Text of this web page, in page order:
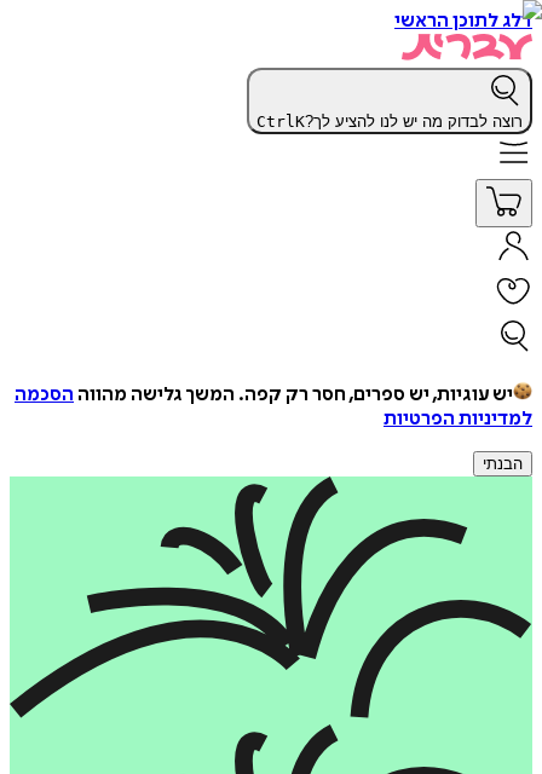
דלג לתוכן הראשי
רוצה לבדוק מה יש לנו להציע לך? CtrlK
יש עוגיות, יש ספרים, חסר רק קפה. המשך גלישה מהווה הסכמה
למדיניות הפרטיות
הבנתי